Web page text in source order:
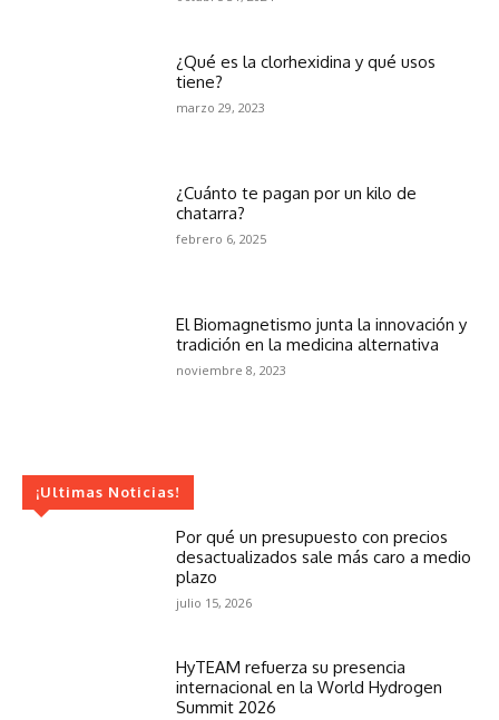
¿Qué es la clorhexidina y qué usos
tiene?
marzo 29, 2023
¿Cuánto te pagan por un kilo de
chatarra?
febrero 6, 2025
El Biomagnetismo junta la innovación y
tradición en la medicina alternativa
noviembre 8, 2023
¡Ultimas Noticias!
Por qué un presupuesto con precios
desactualizados sale más caro a medio
plazo
julio 15, 2026
HyTEAM refuerza su presencia
internacional en la World Hydrogen
Summit 2026